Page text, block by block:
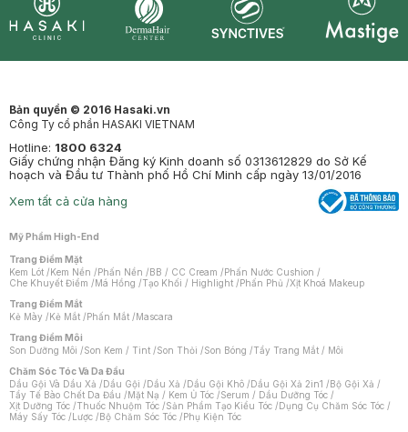
Bản quyền © 2016 Hasaki.vn
Công Ty cổ phần HASAKI VIETNAM
Hotline: 1800 6324
Giấy chứng nhận Đăng ký Kinh doanh số 0313612829 do Sở Kế
hoạch và Đầu tư Thành phố Hồ Chí Minh cấp ngày 13/01/2016
Xem tất cả cửa hàng
Mỹ Phẩm High-End
Trang Điểm Mặt
Kem Lót /Kem Nền /Phấn Nền /BB / CC Cream /Phấn Nước Cushion /
Che Khuyết Điểm /Má Hồng /Tạo Khối / Highlight /Phấn Phủ /Xịt Khoá Makeup
Trang Điểm Mắt
Kẻ Mày /Kẻ Mắt /Phấn Mắt /Mascara
Trang Điểm Môi
Son Dưỡng Môi /Son Kem / Tint /Son Thỏi /Son Bóng /Tẩy Trang Mắt / Môi
Chăm Sóc Tóc Và Da Đầu
Dầu Gội Và Dầu Xả /Dầu Gội /Dầu Xả /Dầu Gội Khô /Dầu Gội Xả 2in1 /Bộ Gội Xả /
Tẩy Tế Bào Chết Da Đầu /Mặt Nạ / Kem Ủ Tóc /Serum / Dầu Dưỡng Tóc /
Xịt Dưỡng Tóc /Thuốc Nhuộm Tóc /Sản Phẩm Tạo Kiểu Tóc /Dụng Cụ Chăm Sóc Tóc /
Máy Sấy Tóc /Lược /Bộ Chăm Sóc Tóc /Phụ Kiện Tóc